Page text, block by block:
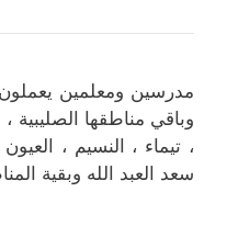
مدرسين ومعلمين
وباقي مناطقها الصليبية
، تيماء ، النسيم ،
سعد العبد الله وبقية